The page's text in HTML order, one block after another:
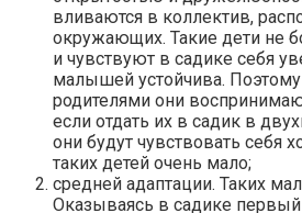
вливаются в коллектив,
окружающих. Такие дети не
и чувствуют в садике себя
малышей устойчива. Поэтому
родителями они
если отдать их в садик в
они будут чувствовать себя
таких детей очень мало;
средней адаптации. Таких
Оказываясь в садике